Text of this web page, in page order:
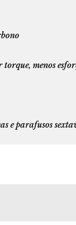
menos
e parafusos